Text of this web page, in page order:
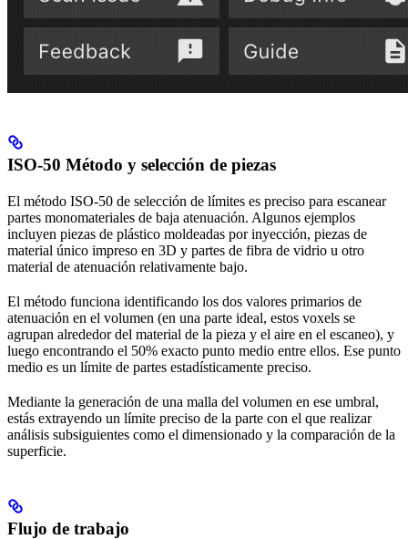
ISO-50 Método y selección de piezas
El método ISO-50 de selección de límites es preciso para escanear
partes monomateriales de baja atenuación. Algunos ejemplos
incluyen piezas de plástico moldeadas por inyección, piezas de
material único impreso en 3D y partes de fibra de vidrio u otro
material de atenuación relativamente bajo.
El método funciona identificando los dos valores primarios de
atenuación en el volumen (en una parte ideal, estos voxels se
agrupan alrededor del material de la pieza y el aire en el escaneo), y
luego encontrando el 50% exacto punto medio entre ellos. Ese punto
medio es un límite de partes estadísticamente preciso.
Mediante la generación de una malla del volumen en ese umbral,
estás extrayendo un límite preciso de la parte con el que realizar
análisis subsiguientes como el dimensionado y la comparación de la
superficie.
Flujo de trabajo